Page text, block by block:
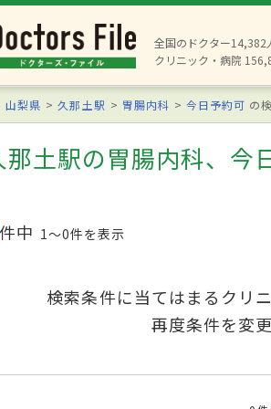
全国のドクター14,382
クリニック・病院
山梨県 久那土駅 胃腸内科 今日予約可 の
那土駅の胃腸内科、今
件中 1〜0件を表示
検索条件に当てはまるクリ
再度条件を変